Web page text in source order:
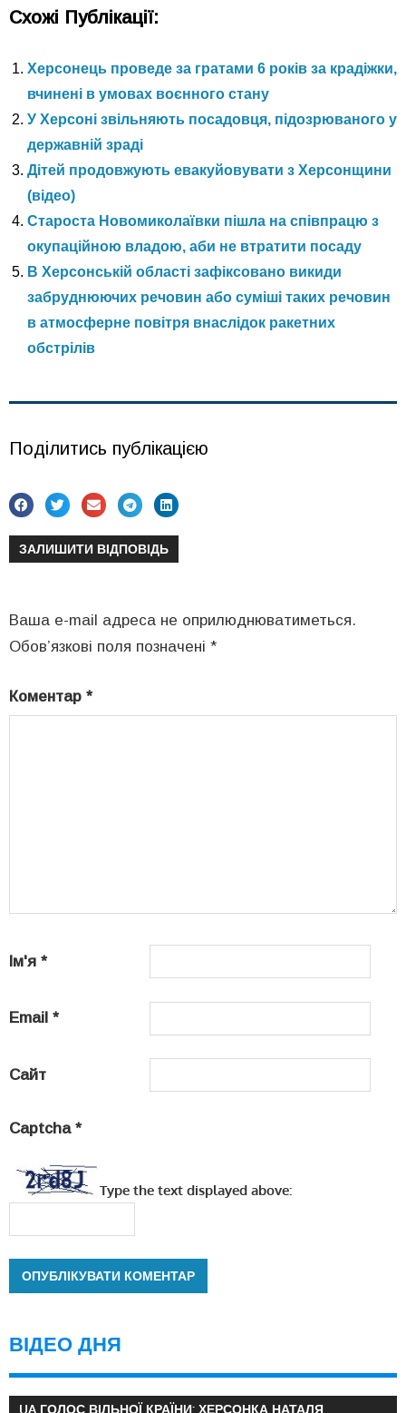
Схожі Публікації:
Херсонець проведе за гратами 6 років за крадіжки,
вчинені в умовах воєнного стану
У Херсоні звільняють посадовця, підозрюваного у
державній зраді
Дітей продовжують евакуйовувати з Херсонщини
(відео)
Староста Новомиколаївки пішла на співпрацю з
окупаційною владою, аби не втратити посаду
В Херсонській області зафіксовано викиди
забруднюючих речовин або суміші таких речовин
в атмосферне повітря внаслідок ракетних
обстрілів
Поділитись публікацією
ЗАЛИШИТИ ВІДПОВІДЬ
Ваша e-mail адреса не оприлюднюватиметься.
Обов’язкові поля позначені *
Коментар *
Ім'я *
Email *
Сайт
Captcha *
Type the text displayed above:
ВІДЕО ДНЯ
UA ГОЛОС ВІЛЬНОЇ КРАЇНИ: ХЕРСОНКА НАТАЛЯ